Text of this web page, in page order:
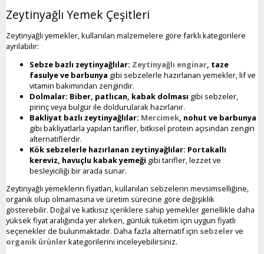
Zeytinyağlı Yemek Çeşitleri
Zeytinyağlı yemekler, kullanılan malzemelere göre farklı kategorilere
ayrılabilir:
Sebze bazlı zeytinyağlılar: Zeytinyağlı enginar , taze
fasulye ve barbunya gibi sebzelerle hazırlanan yemekler, lif ve
vitamin bakımından zengindir.
Dolmalar: Biber, patlıcan, kabak dolması gibi sebzeler,
pirinç veya bulgur ile doldurularak hazırlanır.
Bakliyat bazlı zeytinyağlılar: Mercimek , nohut ve barbunya
gibi bakliyatlarla yapılan tarifler, bitkisel protein açısından zengin
alternatiflerdir.
Kök sebzelerle hazırlanan zeytinyağlılar: Portakallı
kereviz, havuçlu kabak yemeği gibi tarifler, lezzet ve
besleyiciliği bir arada sunar.
Zeytinyağlı yemeklerin fiyatları, kullanılan sebzelerin mevsimselliğine,
organik olup olmamasına ve üretim sürecine göre değişiklik
gösterebilir. Doğal ve katkısız içeriklere sahip yemekler genellikle daha
yüksek fiyat aralığında yer alırken, günlük tüketim için uygun fiyatlı
seçenekler de bulunmaktadır. Daha fazla alternatif için sebzelerve
organik ürünlerkategorilerini inceleyebilirsiniz.